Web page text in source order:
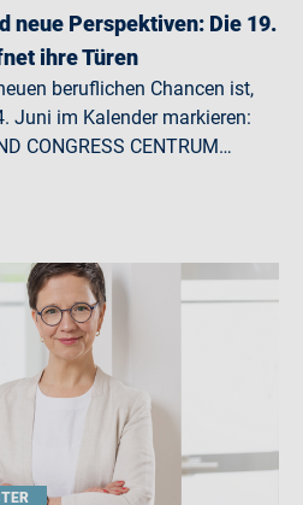
neue Perspektiven: Die 19.
ihre Türen
beruflichen Chancen ist,
Juni im Kalender markieren:
CONGRESS CENTRUM…